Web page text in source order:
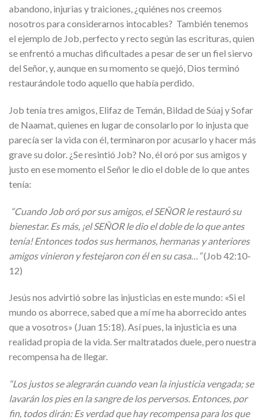
abandono, injurias y traiciones, ¿quiénes nos creemos
nosotros para considerarnos intocables? También tenemos
el ejemplo de Job, perfecto y recto según las escrituras, quien
se enfrentó a muchas dificultades a pesar de ser un fiel siervo
del Señor, y, aunque en su momento se quejó, Dios terminó
restaurándole todo aquello que había perdido.
Job tenía tres amigos, Elifaz de Temán, Bildad de Súaj y Sofar
de Naamat, quienes en lugar de consolarlo por lo injusta que
parecía ser la vida con él, terminaron por acusarlo y hacer más
grave su dolor. ¿Se resintió Job? No, él oró por sus amigos y
justo en ese momento el Señor le dio el doble de lo que antes
tenía:
“Cuando Job oró por sus amigos, el SEÑOR le restauró su
bienestar. Es más, ¡el SEÑOR le dio el doble de lo que antes
tenía! Entonces todos sus hermanos, hermanas y anteriores
amigos vinieron y festejaron con él en su casa…”(Job 42:10-
12)
Jesús nos advirtió sobre las injusticias en este mundo: «Si el
mundo os aborrece, sabed que a mí me ha aborrecido antes
que a vosotros» (Juan 15:18). Así pues, la injusticia es una
realidad propia de la vida. Ser maltratados duele, pero nuestra
recompensa ha de llegar.
“Los justos se alegrarán cuando vean la injusticia vengada; se
lavarán los pies en la sangre de los perversos. Entonces, por
fin, todos dirán: Es verdad que hay recompensa para los que